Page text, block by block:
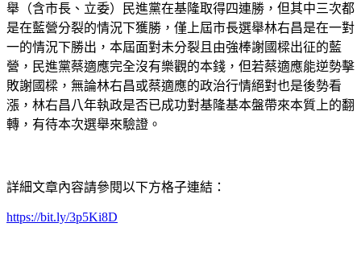
舉（含市長、立委）民進黨在基隆取得四連勝，但其中三次都
是在藍營分裂的情況下獲勝，僅上屆市長選舉林右昌是在一對
一的情況下勝出，本屆面對未分裂且由強棒謝國樑出征的藍
營，民進黨蔡適應完全沒有樂觀的本錢，但若蔡適應能逆勢擊
敗謝國樑，無論林右昌或蔡適應的政治行情絕對也是後勢看
漲，林右昌八年執政是否已成功對基隆基本盤帶來本質上的翻
轉，有待本次選舉來驗證。
詳細文章內容請參閱以下方格子連結：
https://bit.ly/3p5Ki8D